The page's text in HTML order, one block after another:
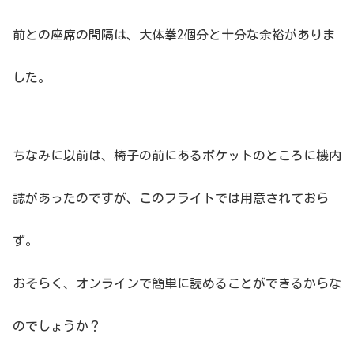
前との座席の間隔は、大体拳2個分と十分な余裕がありま
した。
ちなみに以前は、椅子の前にあるポケットのところに機内
誌があったのですが、このフライトでは用意されておら
ず。
おそらく、オンラインで簡単に読めることができるからな
のでしょうか？